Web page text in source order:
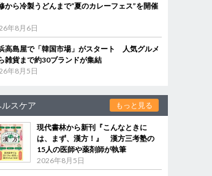
から冷製うどんまで“夏のカレーフェス”を開催
年8月6日
高島屋で「韓国市場」がスタート 人気グルメ
雑貨まで約30ブランドが集結
年8月5日
ルスケア もっと見る
現代書林から新刊『こんなときに
は、まず、漢方！』 漢方三考塾の
15人の医師や薬剤師が執筆
2026年8月5日